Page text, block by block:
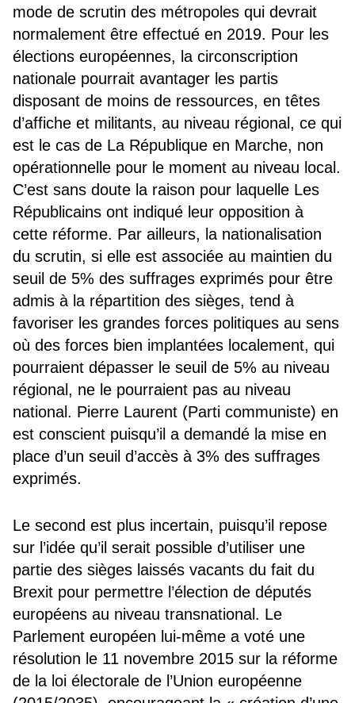
mode de scrutin des métropoles qui devrait
normalement être effectué en 2019. Pour les
élections européennes, la circonscription
nationale pourrait avantager les partis
disposant de moins de ressources, en têtes
d’affiche et militants, au niveau régional, ce qui
est le cas de La République en Marche, non
opérationnelle pour le moment au niveau local.
C’est sans doute la raison pour laquelle Les
Républicains ont indiqué leur opposition à
cette réforme. Par ailleurs, la nationalisation
du scrutin, si elle est associée au maintien du
seuil de 5% des suffrages exprimés pour être
admis à la répartition des sièges, tend à
favoriser les grandes forces politiques au sens
où des forces bien implantées localement, qui
pourraient dépasser le seuil de 5% au niveau
régional, ne le pourraient pas au niveau
national. Pierre Laurent (Parti communiste) en
est conscient puisqu’il a demandé la mise en
place d’un seuil d’accès à 3% des suffrages
exprimés.
Le second est plus incertain, puisqu’il repose
sur l’idée qu’il serait possible d’utiliser une
partie des sièges laissés vacants du fait du
Brexit pour permettre l’élection de députés
européens au niveau transnational. Le
Parlement européen lui-même a voté une
résolution le 11 novembre 2015 sur la réforme
de la loi électorale de l’Union européenne